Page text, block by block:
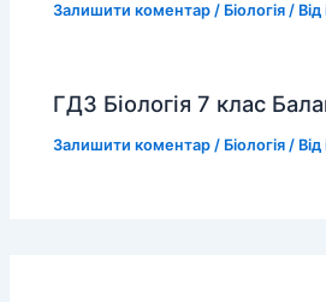
Залишити коментар / Біологія / Від
ГДЗ Біологія 7 клас
Залишити коментар / Біологія / Від